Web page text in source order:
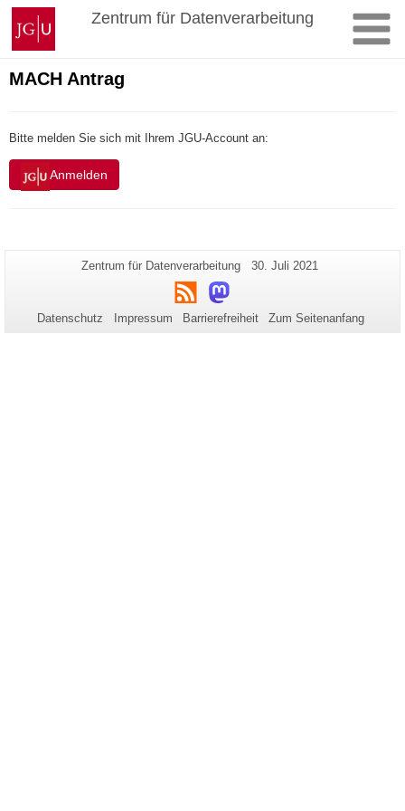
Zum
Inhalt
springen
Johannes
Gutenberg-
Universität
Mainz
Zentrum für Datenverarbeitung
MACH Antrag
Bitte melden Sie sich mit Ihrem JGU-Account an:
Anmelden
Zusätzliche
Informationen
zu
dieser
Seiten-
Zentrum für Datenverarbeitung
Letzte
30. Juli 2021
RSS Mastodon
Datenschutz Impressum Barrierefreiheit Zum Seitenanfang